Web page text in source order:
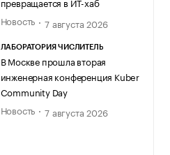
Новость
7 августа 2026
ЛАБОРАТОРИЯ ЧИСЛИТЕЛЬ
В Москве прошла вторая
инженерная конференция Kuber
Community Day
Новость
7 августа 2026